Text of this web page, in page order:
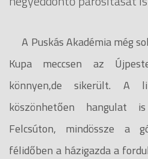
A Puskás Akadémia még
Kupa meccsen az
könnyen,de sikerült. A
köszönhetően hangulat
Felcsúton, mindössze a
félidőben a házigazda a